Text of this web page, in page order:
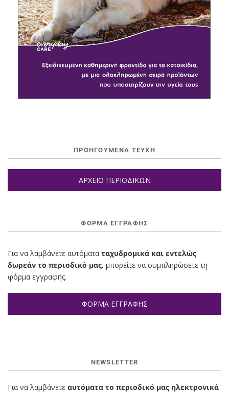
ΠΡΟΗΓΟΥΜΕΝΑ ΤΕΥΧΗ
ΑΡΧΕΙΟ ΠΕΡΙΟΔΙΚΩΝ
ΦΌΡΜΑ ΕΓΓΡΑΦΉΣ
Για να λαμβάνετε αυτόματα ταχυδρομικά και εντελώς
δωρεάν το περιοδικό μας, μπορείτε να συμπληρώσετε τη
φόρμα εγγραφής.
ΦΟΡΜΑ ΕΓΓΡΑΦΗΣ
NEWSLETTER
Για να λαμβάνετε αυτόματα το περιοδικό μας ηλεκτρονικά